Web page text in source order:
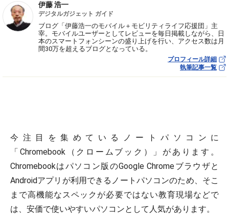
伊藤 浩一
デジタルガジェット ガイド
ブログ「伊藤浩一のモバイル＋モビリティライフ応援団」主
宰。モバイルユーザーとしてレビューを毎日掲載しながら、日
本のスマートフォンシーンの盛り上げを行い、アクセス数は月
間30万を超えるブログとなっている。
プロフィール詳細
執筆記事一覧
今注目を集めているノートパソコンに
「Chromebook（クロームブック）」があります。
Chromebookはパソコン版のGoogle Chromeブラウザと
Androidアプリが利用できるノートパソコンのため、そこ
まで高機能なスペックが必要ではない教育現場などで
は、安価で使いやすいパソコンとして人気があります。